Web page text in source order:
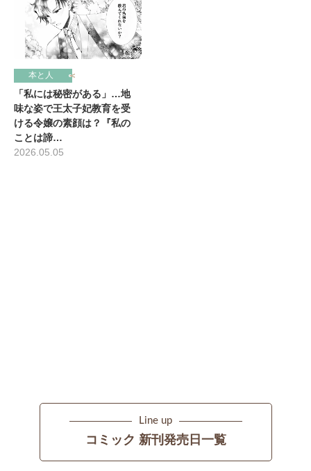
本と人
「私には秘密がある」…地
味な姿で王太子妃教育を受
ける令嬢の素顔は？『私の
ことは諦…
2026.05.05
Line up
コミック 新刊発売日一覧